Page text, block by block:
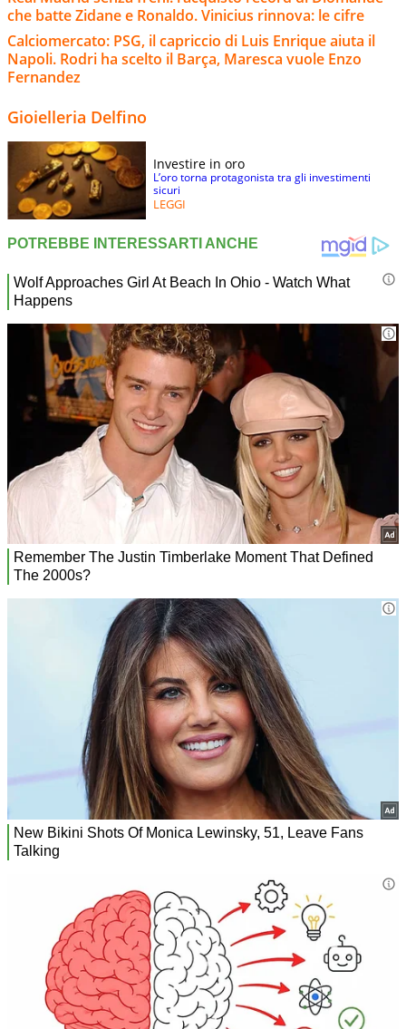
che batte Zidane e Ronaldo. Vinicius rinnova: le cifre
Calciomercato: PSG, il capriccio di Luis Enrique aiuta il
Napoli. Rodri ha scelto il Barça, Maresca vuole Enzo
Fernandez
Gioielleria Delfino
Investire in oro
L’oro torna protagonista tra gli investimenti
sicuri
LEGGI